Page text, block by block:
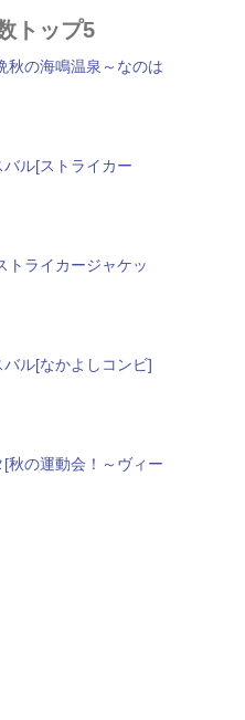
トップ5
秋の海鳴温泉～なのは
ル[ストライカー
トライカージャケッ
バル[なかよしコンビ]
[秋の運動会！～ヴィー